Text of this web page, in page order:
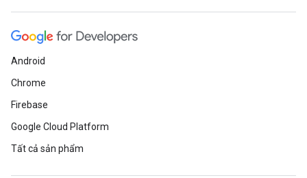
Android
Chrome
Firebase
Google Cloud Platform
Tất cả sản phẩm